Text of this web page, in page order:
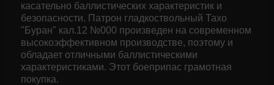
касательно баллистических характеристик и
безопасности. Патрон гладкоствольный Тахо
"Буран" кал.12 №000 произведен на современном
высокоэффективном производстве, поэтому и
обладает отличными баллистическими
характеристиками. Этот боеприпас грамотная
покупка.